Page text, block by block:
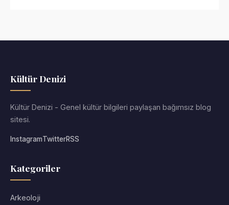
Kültür Denizi
Kültür Denizi - Genel kültür bilgileri paylaşan bağımsız blog
sitesi.
InstagramTwitterRSS
Kategoriler
Arkeoloji